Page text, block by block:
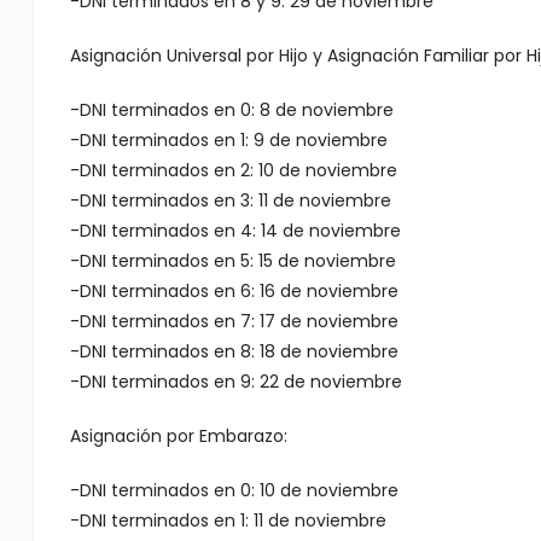
Asignación Universal por Hijo y Asignación Familiar por
-DNI terminados en 0: 8 de noviembre
-DNI terminados en 1: 9 de noviembre
-DNI terminados en 2: 10 de noviembre
-DNI terminados en 3: 11 de noviembre
-DNI terminados en 4: 14 de noviembre
-DNI terminados en 5: 15 de noviembre
-DNI terminados en 6: 16 de noviembre
-DNI terminados en 7: 17 de noviembre
-DNI terminados en 8: 18 de noviembre
-DNI terminados en 9: 22 de noviembre
Asignación por Embarazo:
-DNI terminados en 0: 10 de noviembre
-DNI terminados en 1: 11 de noviembre